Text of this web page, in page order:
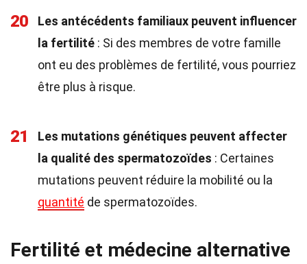
20
Les antécédents familiaux peuvent influencer
la fertilité : Si des membres de votre famille
ont eu des problèmes de fertilité, vous pourriez
être plus à risque.
21
Les mutations génétiques peuvent affecter
la qualité des spermatozoïdes : Certaines
mutations peuvent réduire la mobilité ou la
quantité de spermatozoïdes.
Fertilité et médecine alternative